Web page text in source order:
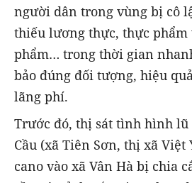
người dân trong vùng bị cô
thiếu lương thực, thực phẩm
phẩm… trong thời gian
bảo đúng đối tượng, hiệu
lãng phí.
Trước đó, thị sát tình hình lũ
Cầu (xã Tiên Sơn, thị xã
cano vào xã Vân Hà bị chia